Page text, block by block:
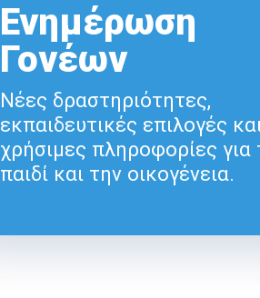
Ενημέρωση
Γονέων
Νέες δραστηριότητες,
εκπαιδευτικές επιλογές
χρήσιμες πληροφορίες για
παιδί και την οικογένεια.